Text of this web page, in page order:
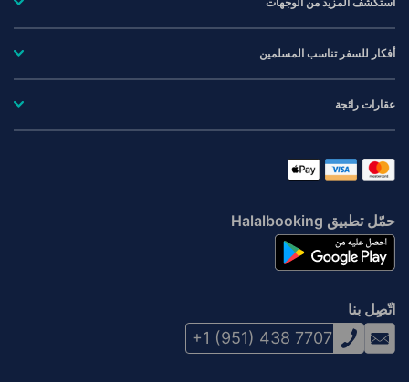
أفكار للسفر تناسب المسلمين
عقارات رائجة
حمّل تطبيق Halalbooking
اتّصِل بنا
+1 (951) 438 7707